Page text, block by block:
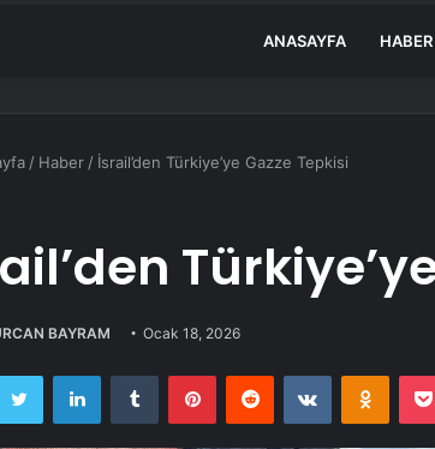
ANASAYFA HABER
/ Haber / İsrail’den Türkiye’ye Gazze Tepkisi
BAYRAM Ocak 18, 2026
Twitter LinkedInTumblr PinterestReddit VKontakte